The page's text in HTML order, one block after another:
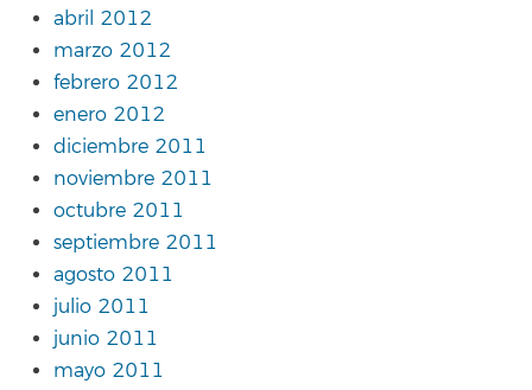
abril 2012
marzo 2012
febrero 2012
enero 2012
diciembre 2011
noviembre 2011
octubre 2011
septiembre 2011
agosto 2011
julio 2011
junio 2011
mayo 2011